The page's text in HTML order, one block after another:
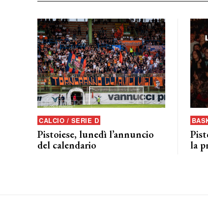
CALCIO / SERIE D
Pistoiese, lunedì l’annuncio
del calendario
la